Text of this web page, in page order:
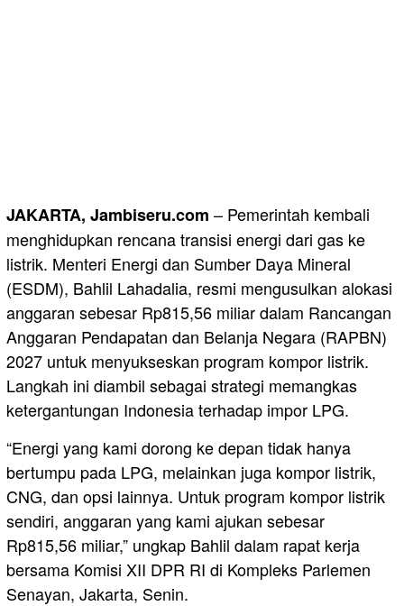
JAKARTA, Jambiseru.com – Pemerintah kembali
menghidupkan rencana transisi energi dari gas ke
listrik. Menteri Energi dan Sumber Daya Mineral
(ESDM), Bahlil Lahadalia, resmi mengusulkan alokasi
anggaran sebesar Rp815,56 miliar dalam Rancangan
Anggaran Pendapatan dan Belanja Negara (RAPBN)
2027 untuk menyukseskan program kompor listrik.
Langkah ini diambil sebagai strategi memangkas
ketergantungan Indonesia terhadap impor LPG.
“Energi yang kami dorong ke depan tidak hanya
bertumpu pada LPG, melainkan juga kompor listrik,
CNG, dan opsi lainnya. Untuk program kompor listrik
sendiri, anggaran yang kami ajukan sebesar
Rp815,56 miliar,” ungkap Bahlil dalam rapat kerja
bersama Komisi XII DPR RI di Kompleks Parlemen
Senayan, Jakarta, Senin.